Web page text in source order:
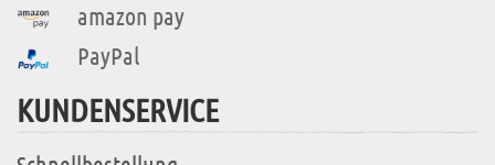
amazon pay
PayPal
KUNDENSERVICE